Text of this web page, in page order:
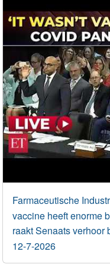
Farmaceutische
vaccine heeft enorme
raakt Senaats verhoor
12-7-2026